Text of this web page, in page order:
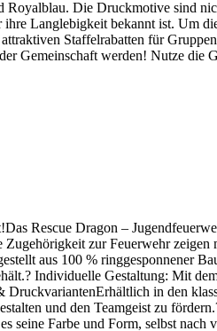
Die Druckmotive sind
Langlebigkeit bekannt ist. Um
Staffelrabatten für
Gemeinschaft werden! Nutze
Rescue Dragon –
zur Feuerwehr
aus 100 % ringgesponnener
Individuelle Gestaltung: Mit
in den
und den Teamgeist zu
seine Farbe und Form, selbst